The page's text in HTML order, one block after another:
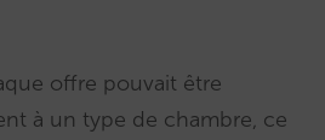
offre pouvait être
à un type de chambre, ce